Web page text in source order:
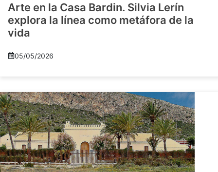
Arte en la Casa Bardin. Silvia Lerín
explora la línea como metáfora de la
vida
05/05/2026